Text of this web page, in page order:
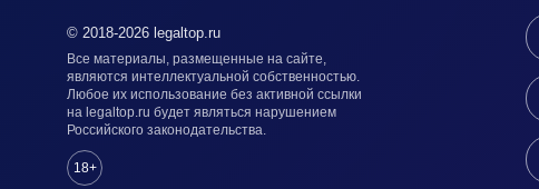
© 2018-2026 legaltop.ru
Все материалы, размещенные на сайте,
являются интеллектуальной собственностью.
Любое их использование без активной ссылки
на legaltop.ru будет являться нарушением
Российского законодательства.
18+